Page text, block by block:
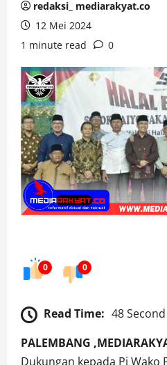
redaksi_ mediarakyat.co
12 Mei 2024
1 minute read
0
0 0
Read Time: 48 Second
PALEMBANG
Dukungan kepada Pj Wako